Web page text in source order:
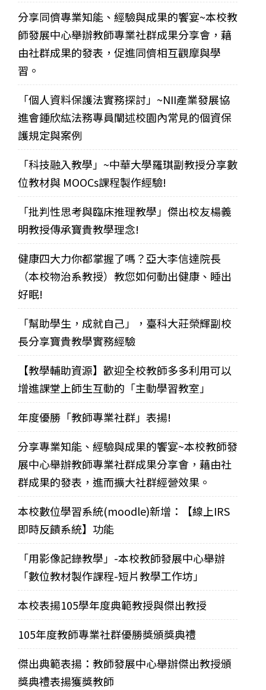
分享同儕專業知能、經驗與成果的饗宴~本校教
師發展中心舉辦教師專業社群成果分享會，藉
由社群成果的發表，促進同儕相互觀摩與學
習。
「個人資料保護法實務探討」~NII產業發展協
進會鍾欣紘法務專員闡述校園內常見的個資保
護規定與案例
「科技融入教學」~中華大學羅琪副教授分享數
位教材與 MOOCs課程製作經驗!
「批判性思考與臨床推理教學」傑出校友楊義
明教授傳承寶貴教學理念!
健康四大力你都掌握了嗎？亞大李信達院長
（本校物治系教授）教您如何動出健康、睡出
好眠!
「幫助學生，成就自己」，臺科大莊榮輝副校
長分享寶貴教學實務經驗
【教學輔助資源】歡迎全校教師多多利用可以
增進課堂上師生互動的「主動學習教室」
年度優勝「教師專業社群」表揚!
分享專業知能、經驗與成果的饗宴~本校教師發
展中心舉辦教師專業社群成果分享會，藉由社
群成果的發表，進而擴大社群經營效果。
本校數位學習系統(moodle)新增：【線上IRS
即時反饋系統】功能
「用影像記錄教學」-本校教師發展中心舉辦
「數位教材製作課程-短片教學工作坊」
本校表揚105學年度典範教授與傑出教授
105年度教師專業社群優勝獎頒獎典禮
傑出典範表揚：教師發展中心舉辦傑出教授頒
獎典禮表揚獲獎教師